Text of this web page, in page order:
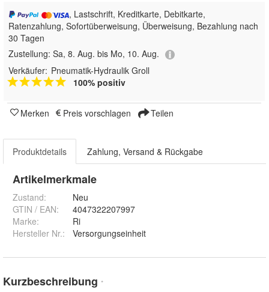
, Lastschrift, Kreditkarte, Debitkarte,
Ratenzahlung, Sofortüberweisung, Überweisung, Bezahlung nach
30 Tagen
Zustellung: Sa, 8. Aug. bis Mo, 10. Aug.
Verkäufer: Pneumatik-Hydraulik Groll
100% positiv
Merken Preis vorschlagen Teilen
Produktdetails Zahlung, Versand & Rückgabe
Artikelmerkmale
Zustand:
Neu
GTIN / EAN:
4047322207997
Marke:
Ri
Hersteller Nr.:
Versorgungseinheit
Kurzbeschreibung *